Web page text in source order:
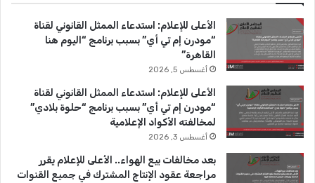
و
ك
T
u
b
e
ق
ا
م
الأعلى للإعلام: استدعاء الممثل القانوني لقناة
“مودرن إم تي أي” بسبب برنامج “اليوم هنا
القاهرة”
أغسطس 5, 2026
الأعلى للإعلام: استدعاء الممثل القانوني لقناة
“مودرن إم تي أي” بسبب برنامج “حلوة بلادي”
لمخالفته الأكواد الإعلامية
أغسطس 3, 2026
بعد مخالفات بيع الهواء.. الأعلى للإعلام يقرر
مراجعة عقود الإنتاج المشترك في جميع القنوات